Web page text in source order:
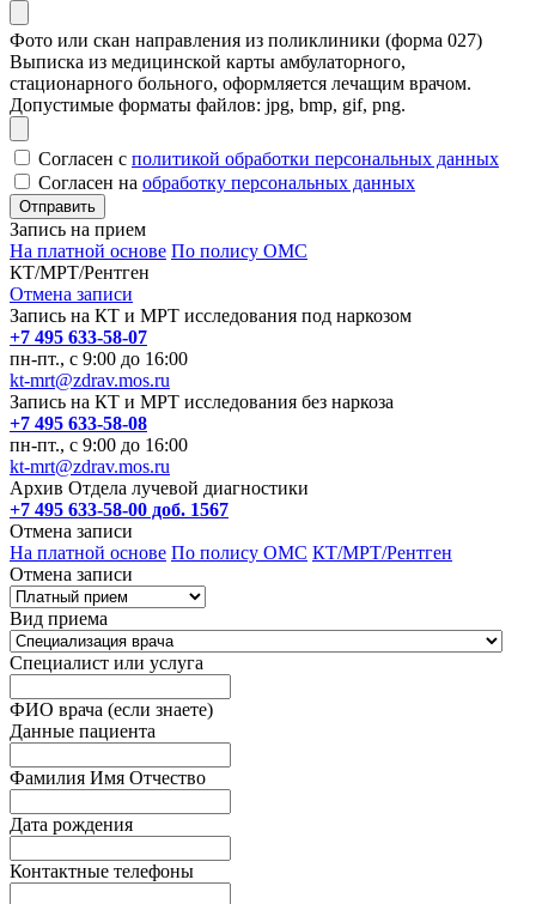
Фото или скан направления из поликлиники (форма 027)
Выписка из медицинской карты амбулаторного,
стационарного больного, оформляется лечащим врачом.
Допустимые форматы файлов: jpg, bmp, gif, png.
Согласен с политикой обработки персональных данных
Согласен на обработку персональных данных
Запись на прием
На платной основе По полису ОМС
КТ/МРТ/Рентген
Отмена записи
Запись на КТ и МРТ исследования под наркозом
+7 495 633-58-07
пн-пт., с 9:00 до 16:00
kt-mrt@zdrav.mos.ru
Запись на КТ и МРТ исследования без наркоза
+7 495 633-58-08
пн-пт., с 9:00 до 16:00
kt-mrt@zdrav.mos.ru
Архив Отдела лучевой диагностики
+7 495 633-58-00 доб. 1567
Отмена записи
На платной основе По полису ОМС КТ/МРТ/Рентген
Отмена записи
Вид приема
Специалист или услуга
ФИО врача (если знаете)
Данные пациента
Фамилия Имя Отчество
Дата рождения
Контактные телефоны